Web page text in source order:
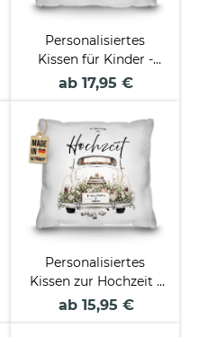
Personalisiertes
Kissen für Kinder -
mit Name - Wal - in
Pastell-Farben
ab 17,95 €
Personalisiertes
Kissen zur Hochzeit -
Auto - mit Namen &
ab 15,95 €